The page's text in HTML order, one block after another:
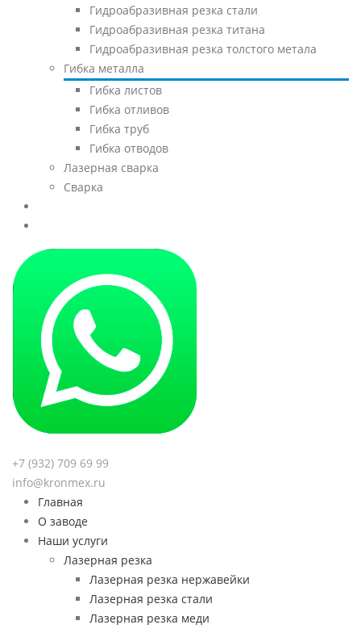
Гидроабразивная резка стали
Гидроабразивная резка титана
Гидроабразивная резка толстого метала
Гибка металла
Гибка листов
Гибка отливов
Гибка труб
Гибка отводов
Лазерная сварка
Сварка
+7 (932) 709 69 99
info@kronmex.ru
Главная
О заводе
Наши услуги
Лазерная резка
Лазерная резка нержавейки
Лазерная резка стали
Лазерная резка меди